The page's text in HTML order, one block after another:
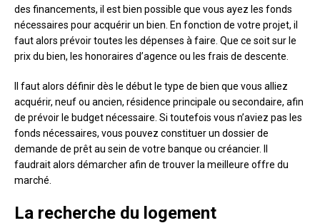
des financements, il est bien possible que vous ayez les fonds
nécessaires pour acquérir un bien. En fonction de votre projet, il
faut alors prévoir toutes les dépenses à faire. Que ce soit sur le
prix du bien, les honoraires d’agence ou les frais de descente.
Il faut alors définir dès le début le type de bien que vous alliez
acquérir, neuf ou ancien, résidence principale ou secondaire, afin
de prévoir le budget nécessaire. Si toutefois vous n’aviez pas les
fonds nécessaires, vous pouvez constituer un dossier de
demande de prêt au sein de votre banque ou créancier. Il
faudrait alors démarcher afin de trouver la meilleure offre du
marché.
La recherche du logement